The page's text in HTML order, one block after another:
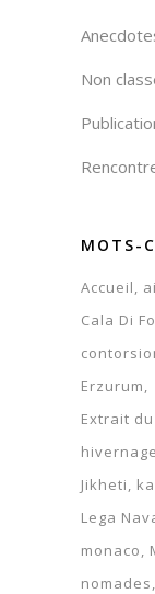
Non
MOTS-
Accueil
Cala Di
Erzurum
Extrait
hivernage
Jikheti
Lega
monaco
nomades